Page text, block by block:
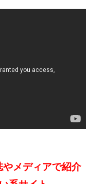
メディアで紹介